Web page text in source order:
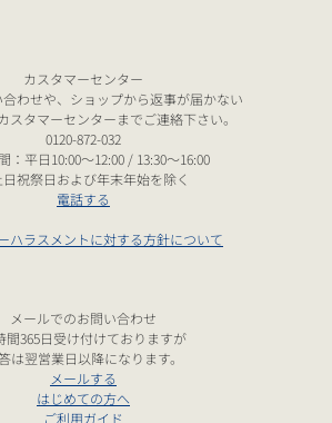
カスタマーセンター
わせや、ショップから返事が届かない
スタマーセンターまでご連絡下さい。
0120-872-032
：平日10:00～12:00 / 13:30～16:00
祝祭日および年末年始を除く
電話する
ハラスメントに対する方針について
メールでのお問い合わせ
間365日受け付けておりますが
は翌営業日以降になります。
メールする
はじめての方へ
ご利用ガイド